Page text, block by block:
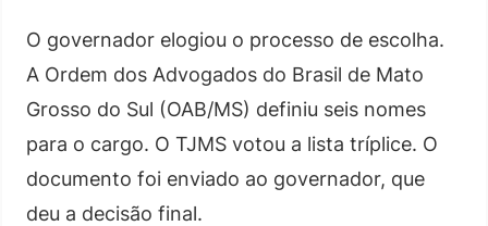
O governador elogiou o processo de escolha.
A Ordem dos Advogados do Brasil de Mato
Grosso do Sul (OAB/MS) definiu seis nomes
para o cargo. O TJMS votou a lista tríplice. O
documento foi enviado ao governador, que
deu a decisão final.